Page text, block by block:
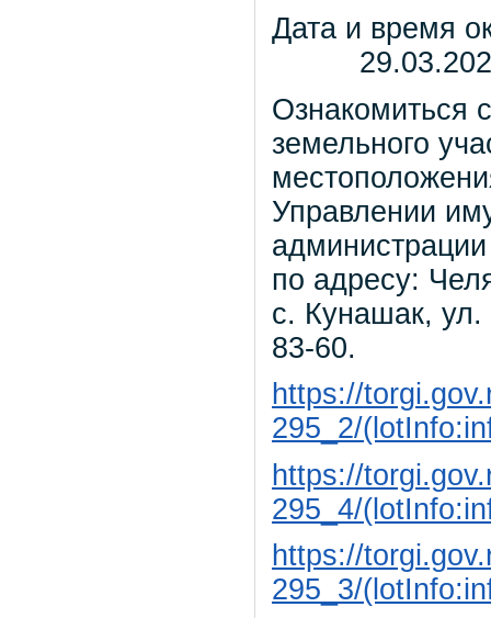
Дата и время
29.03.2024
Ознакомиться
земельного
Управлении
по адресу:
с. Кунашак,
83-60.
https://
295_2/
https://
295_4/
https://
295_3/